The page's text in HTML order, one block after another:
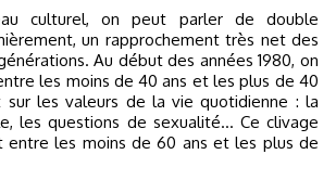
culturel, on peut parler de double
un rapprochement très net des
Au début des années 1980, on
les moins de 40 ans et les plus de 40
sur les valeurs de la vie quotidienne : la
les questions de sexualité… Ce clivage
entre les moins de 60 ans et les plus de